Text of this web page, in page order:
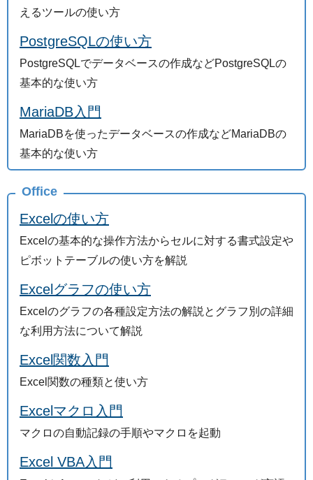
えるツールの使い方
PostgreSQLの使い方
PostgreSQLでデータベースの作成などPostgreSQLの
基本的な使い方
MariaDB入門
MariaDBを使ったデータベースの作成などMariaDBの
基本的な使い方
Office
Excelの使い方
Excelの基本的な操作方法からセルに対する書式設定や
ピボットテーブルの使い方を解説
Excelグラフの使い方
Excelのグラフの各種設定方法の解説とグラフ別の詳細
な利用方法について解説
Excel関数入門
Excel関数の種類と使い方
Excelマクロ入門
マクロの自動記録の手順やマクロを起動
Excel VBA入門